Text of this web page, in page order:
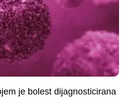
je bolest dijagnosticirana